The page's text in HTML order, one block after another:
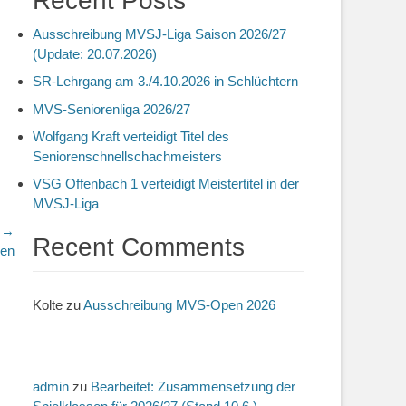
→
Ausschreibung MVSJ-Liga Saison 2026/27
(Update: 20.07.2026)
SR-Lehrgang am 3./4.10.2026 in Schlüchtern
MVS-Seniorenliga 2026/27
Wolfgang Kraft verteidigt Titel des
Seniorenschnellschachmeisters
VSG Offenbach 1 verteidigt Meistertitel in der
MVSJ-Liga
Recent Comments
Kolte zuAusschreibung MVS-Open 2026
admin zu Bearbeitet: Zusammensetzung der